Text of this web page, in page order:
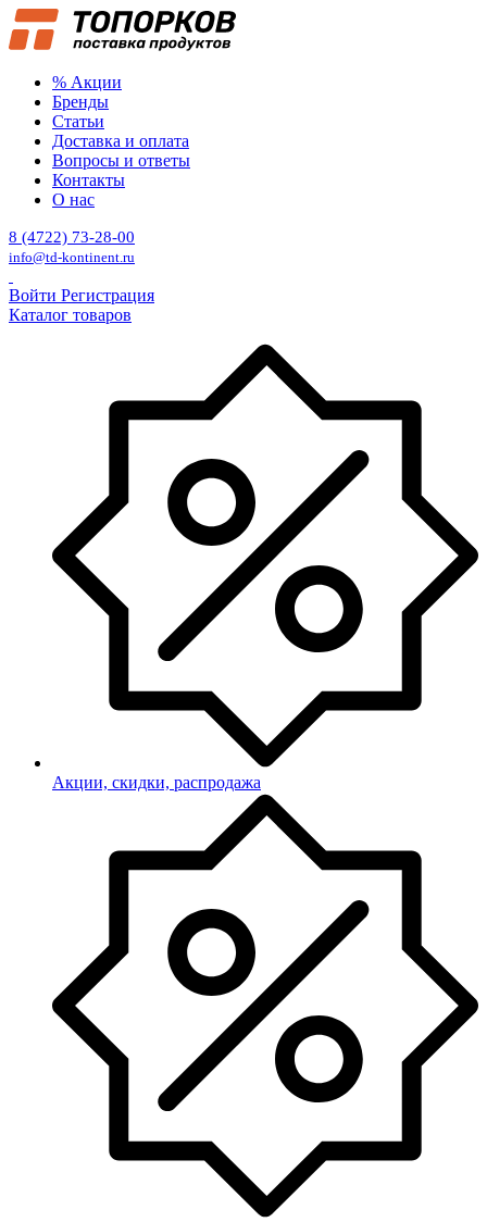
% Акции
Бренды
Статьи
Доставка и оплата
Вопросы и ответы
Контакты
О нас
8 (4722) 73-28-00
info@td-kontinent.ru
Войти Регистрация
Каталог товаров
Акции, скидки, распродажа